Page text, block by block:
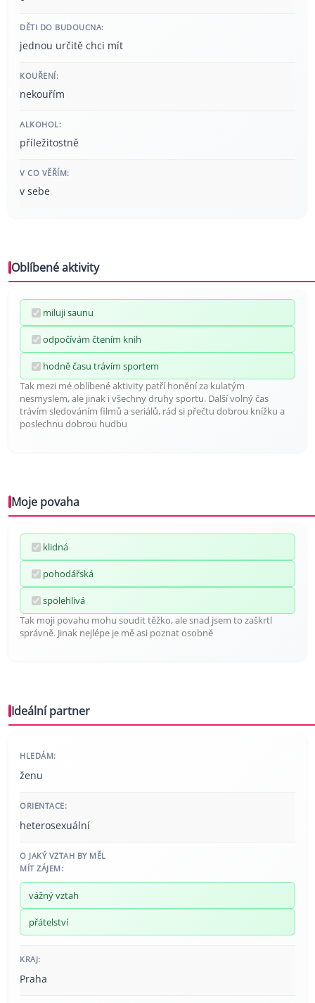
DĚTI DO BUDOUCNA:
jednou určitě chci mít
KOUŘENÍ:
nekouřím
ALKOHOL:
příležitostně
V CO VĚŘÍM:
v sebe
Oblíbené aktivity
miluji saunu
odpočívám čtením knih
hodně času trávím sportem
Tak mezi mé oblíbené aktivity patří honění za kulatým
nesmyslem, ale jinak i všechny druhy sportu. Další volný čas
trávím sledováním filmů a seriálů, rád si přečtu dobrou knížku a
poslechnu dobrou hudbu
Moje povaha
klidná
pohodářská
spolehlivá
Tak moji povahu mohu soudit těžko, ale snad jsem to zaškrtl
správně. Jinak nejlépe je mě asi poznat osobně
Ideální partner
HLEDÁM:
ženu
ORIENTACE:
heterosexuální
O JAKÝ VZTAH BY MĚL
MÍT ZÁJEM:
vážný vztah
přátelství
KRAJ:
Praha